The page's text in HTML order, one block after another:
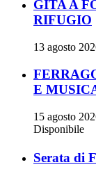
GITA A
RIFUGIO
13 agosto
E
15 agosto
Disponibile
Serata di